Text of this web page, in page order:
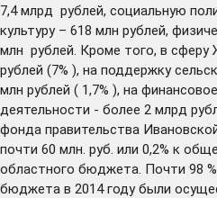
7,4 млрд рублей, социальную
культуру – 618 млн рублей,
млн рублей. Кроме того, в
рублей (7% ), на поддержку
млн рублей ( 1,7% ), на
деятельности - более 2 млрд
фонда правительства
почти 60 млн. руб. или 0,2% к
областного бюджета. Почти 98
бюджета в 2014 году были